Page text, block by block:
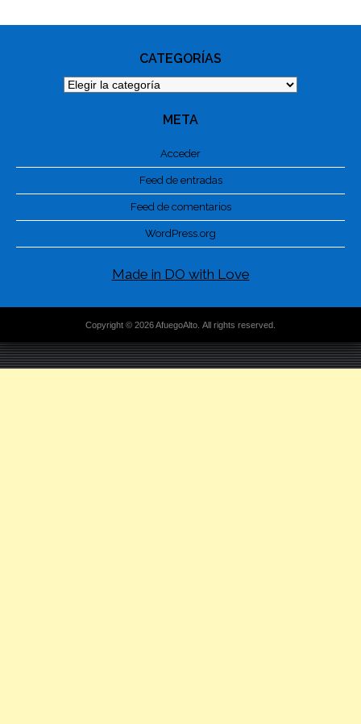
CATEGORÍAS
Categorías
META
Acceder
Feed de entradas
Feed de comentarios
WordPress.org
Made in DO with Love
Copyright © 2026 AfuegoAlto. All rights reserved.